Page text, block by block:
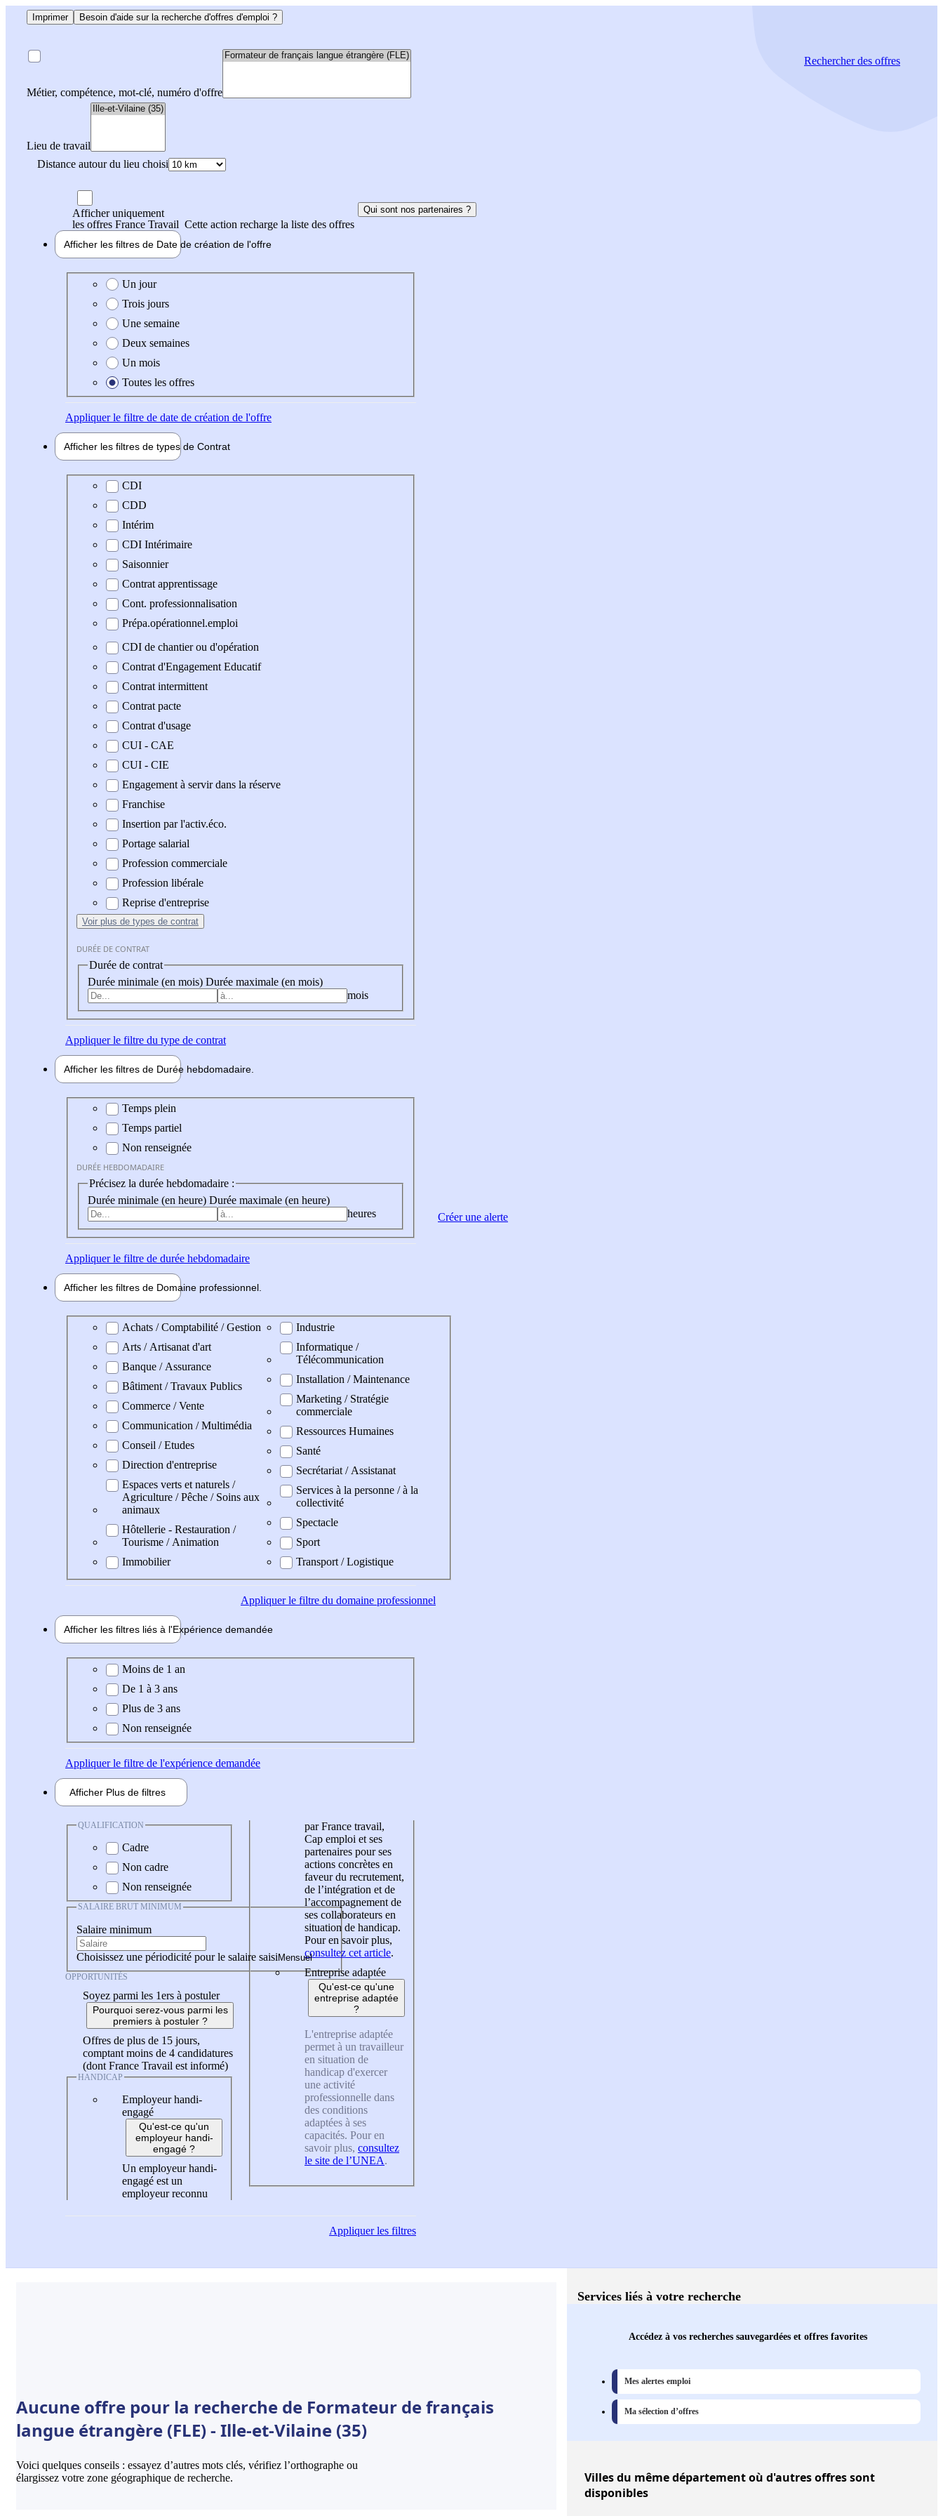
Imprimer Besoin d'aide sur la recherche d'offres d'emploi ?
Métier, compétence, mot-clé, numéro d'offre
Lieu de travail
Distance autour du lieu choisi
Rechercherdes offres
Afficher uniquement
les offres France Travail Cette action recharge la liste des offres
Qui sont nos partenaires ?
Afficher les filtres de Date de création de l'offre
Date de création de l'offre
Un jour
Trois jours
Une semaine
Deux semaines
Un mois
Toutes les offres
Appliquerle filtre de date de création de l'offre
Afficher les filtres de types de Contrat
Type de contrat
CDI
CDD
Intérim
CDI Intérimaire
Saisonnier
Contrat apprentissage
Cont. professionnalisation
Prépa.opérationnel.emploi
CDI de chantier ou d'opération
Contrat d'Engagement Educatif
Contrat intermittent
Contrat pacte
Contrat d'usage
CUI - CAE
CUI - CIE
Engagement à servir dans la réserve
Franchise
Insertion par l'activ.éco.
Portage salarial
Profession commerciale
Profession libérale
Reprise d'entreprise
Voir plus de types de contrat
DURÉE DE CONTRAT
Durée de contrat
Durée minimale (en mois) Durée maximale (en mois)
mois
Appliquerle filtre du type de contrat
Afficher les filtres de Durée hebdomadaire
Durée hebdomadaire
Temps plein
Temps partiel
Non renseignée
DURÉE HEBDOMADAIRE
Précisez la durée hebdomadaire :
Durée minimale (en heure) Durée maximale (en heure)
heures
Appliquerle filtre de durée hebdomadaire
Afficher les filtres de Domaine professionnel
Domaine professionel
Achats / Comptabilité / Gestion
Arts / Artisanat d'art
Banque / Assurance
Bâtiment / Travaux Publics
Commerce / Vente
Communication / Multimédia
Conseil / Etudes
Direction d'entreprise
Espaces verts et naturels /
Agriculture / Pêche / Soins aux
animaux
Hôtellerie - Restauration /
Tourisme / Animation
Immobilier
Industrie
Informatique /
Télécommunication
Installation / Maintenance
Marketing / Stratégie
commerciale
Ressources Humaines
Santé
Secrétariat / Assistanat
Services à la personne / à la
collectivité
Spectacle
Sport
Transport / Logistique
Appliquerle filtre du domaine professionnel
Afficher les filtres liés à l'Expérience demandée
Expérience demandée
Moins de 1 an
De 1 à 3 ans
Plus de 3 ans
Non renseignée
Appliquerle filtre de l'expérience demandée
Afficher Plus de filtres
QUALIFICATION
Cadre
Non cadre
Non renseignée
SALAIRE BRUT MINIMUM
Salaire minimum
Choisissez une périodicité pour le salaire saisi
OPPORTUNITÉS
Soyez parmi les 1ers à postuler
Pourquoi serez-vous parmi les
premiers à postuler ?
Offres de plus de 15 jours,
comptant moins de 4 candidatures
(dont France Travail est informé)
HANDICAP
Employeur handi-
engagé
Qu'est-ce qu'un
employeur handi-
engagé ?
Un employeur handi-
engagé est un
employeur reconnu
par France travail,
Cap emploi et ses
partenaires pour ses
actions concrètes en
faveur du recrutement,
de l’intégration et de
l’accompagnement de
ses collaborateurs en
situation de handicap.
Pour en savoir plus,
consultez cet article.
Entreprise adaptée
Qu'est-ce qu'une
entreprise adaptée
?
L'entreprise adaptée
permet à un travailleur
en situation de
handicap d'exercer
une activité
professionnelle dans
des conditions
adaptées à ses
capacités. Pour en
savoir plus, consultez
le site de l’UNEA.
Appliquerles filtres
Créer une alerte
Aucune offre pour la recherche de Formateur de français
langue étrangère (FLE) - Ille-et-Vilaine (35)
Voici quelques conseils : essayez d’autres mots clés, vérifiez l’orthographe ou
élargissez votre zone géographique de recherche.
Services liés à votre recherche
Accédez à vos recherches sauvegardées et offres favorites
Mes alertes emploi
Ma sélection d’offres
Villesdu même département où d'autres offres sont
disponibles